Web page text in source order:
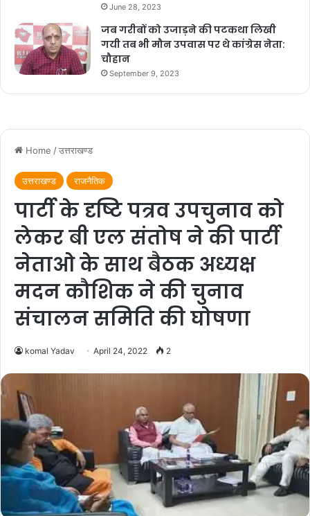
June 28, 2023
जब गरीबों को उजाड़ने की पटकथा लिखी
गयी तब भी मौन उपवास पर थे कांग्रेस नेता:
चौहान
September 9, 2023